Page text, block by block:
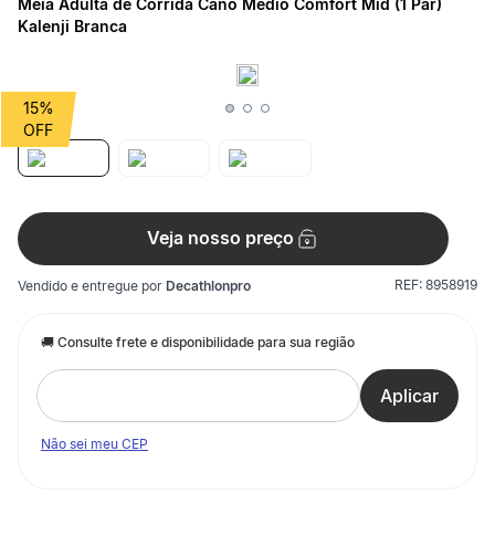
3º Basquete
Futebol Campo
Meia Adulta de Corrida Cano Médio Comfort Mid (1 Par)
Kalenji Branca
15%
Veja nosso preço
Vendido e entregue por Decathlonpro REF: 8958919
Não sei meu CEP